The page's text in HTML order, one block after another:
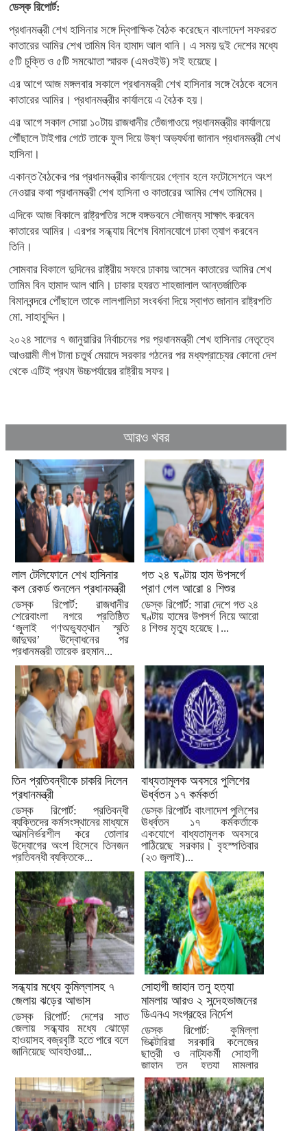
ডেস্ক রিপোর্ট:
প্রধানমন্ত্রী শেখ হাসিনার সঙ্গে দ্বিপাক্ষিক বৈঠক করেছেন বাংলাদেশ সফররত
কাতারের আমির শেখ তামিম বিন হামাদ আল থানি। এ সময় দুই দেশের মধ্যে
৫টি চুক্তি ও ৫টি সমঝোতা স্মারক (এমওইউ) সই হয়েছে।
এর আগে আজ মঙ্গলবার সকালে প্রধানমন্ত্রী শেখ হাসিনার সঙ্গে বৈঠকে বসেন
কাতারের আমির। প্রধানমন্ত্রীর কার্যালয়ে এ বৈঠক হয়।
এর আগে সকাল সোয়া ১০টায় রাজধানীর তেঁজগাওয়ে প্রধানমন্ত্রীর কার্যালয়ে
পৌঁছালে টাইগার গেটে তাকে ফুল দিয়ে উষ্ণ অভ্যর্থনা জানান প্রধানমন্ত্রী শেখ
হাসিনা।
একান্ত বৈঠকের পর প্রধানমন্ত্রীর কার্যালয়ের গ্লোব হলে ফটোসেশনে অংশ
নেওয়ার কথা প্রধানমন্ত্রী শেখ হাসিনা ও কাতারের আমির শেখ তামিমের।
এদিকে আজ বিকালে রাষ্ট্রপতির সঙ্গে বঙ্গভবনে সৌজন্য সাক্ষাৎ করবেন
কাতারের আমির। এরপর সন্ধ্যায় বিশেষ বিমানযোগে ঢাকা ত্যাগ করবেন
তিনি।
সোমবার বিকালে দুদিনের রাষ্ট্রীয় সফরে ঢাকায় আসেন কাতারের আমির শেখ
তামিম বিন হামাদ আল থানি। ঢাকার হযরত শাহজালাল আন্তর্জাতিক
বিমানবন্দরে পৌঁছালে তাকে লালগালিচা সংবর্ধনা দিয়ে স্বাগত জানান রাষ্ট্রপতি
মো. সাহাবুদ্দিন।
২০২৪ সালের ৭ জানুয়ারির নির্বাচনের পর প্রধানমন্ত্রী শেখ হাসিনার নেতৃত্বে
আওয়ামী লীগ টানা চতুর্থ মেয়াদে সরকার গঠনের পর মধ্যপ্রাচ্যের কোনো দেশ
থেকে এটিই প্রথম উচ্চপর্যায়ের রাষ্ট্রীয় সফর।
আরও খবর
লাল টেলিফোনে শেখ হাসিনার
কল রেকর্ড শুনলেন প্রধানমন্ত্রী
ডেস্ক রিপোর্ট: রাজধানীর
শেরেবাংলা নগরে প্রতিষ্ঠিত
‘জুলাই গণঅভ্যুত্থান স্মৃতি
জাদুঘর’ উদ্বোধনের পর
প্রধানমন্ত্রী তারেক রহমান...
গত ২৪ ঘণ্টায় হাম উপসর্গে
প্রাণ গেল আরো ৪ শিশুর
ডেস্ক রিপোর্ট: সারা দেশে গত ২৪
ঘণ্টায় হামের উপসর্গ নিয়ে আরো
৪ শিশুর মৃত্যু হয়েছে।...
তিন প্রতিবন্ধীকে চাকরি দিলেন
প্রধানমন্ত্রী
ডেস্ক রিপোর্ট: প্রতিবন্ধী
ব্যক্তিদের কর্মসংস্থানের মাধ্যমে
আত্মনির্ভরশীল করে তোলার
উদ্যোগের অংশ হিসেবে তিনজন
প্রতিবন্ধী ব্যক্তিকে...
বাধ্যতামূলক অবসরে পুলিশের
ঊর্ধ্বতন ১৭ কর্মকর্তা
ডেস্ক রিপোর্টঃ বাংলাদেশ পুলিশের
ঊর্ধ্বতন ১৭ কর্মকর্তাকে
একযোগে বাধ্যতামূলক অবসরে
পাঠিয়েছে সরকার। বৃহস্পতিবার
(২৩ জুলাই)...
সন্ধ্যার মধ্যে কুমিল্লাসহ ৭
জেলায় ঝড়ের আভাস
ডেস্ক রিপোর্ট: দেশের সাত
জেলায় সন্ধ্যার মধ্যে ঝোড়ো
হাওয়াসহ বজ্রবৃষ্টি হতে পারে বলে
জানিয়েছে আবহাওয়া...
সোহাগী জাহান তনু হত্যা
মামলায় আরও ২ সন্দেহভাজনের
ডিএনএ সংগ্রহের নির্দেশ
ডেস্ক রিপোর্ট: কুমিল্লা
ভিক্টোরিয়া সরকারি কলেজের
ছাত্রী ও নাট্যকর্মী সোহাগী
জাহান তনু হত্যা মামলার
তদন্তে...